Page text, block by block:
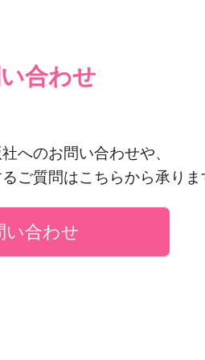
合わせ
へのお問い合わせや、
ご質問はこちらから承りま
い合わせ